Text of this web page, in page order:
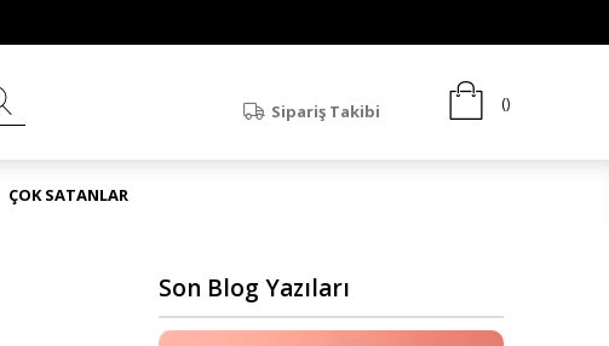
Sipariş Takibi
ÇOK SATANLAR
Son Blog Yazıları